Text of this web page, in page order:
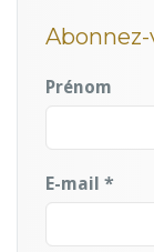
Prénom
E-mail *